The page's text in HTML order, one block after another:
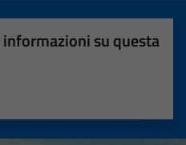
su questa
su 5
5